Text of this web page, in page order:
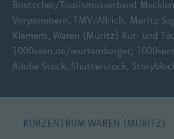
Boettcher/Tourismusverband
Vorpommern, TMV/Allrich, Müritz-
Klemens, Waren (Müritz) Kur- und
1000seen.de/würtemberger,
Adobe Stock, Shutterstock,
KURZENTRUM WAREN (MÜRITZ)